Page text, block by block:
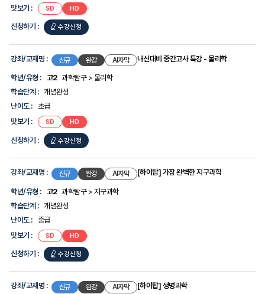
맛보기 :
내신대비
기말고사
특강
물리학
SD 내신대비
기말고사
특강
-
물리학
HD
신청하기 :
내신대비
특강
수강신청
강좌/교재명 : 신규 완강 AI자막 내신대비 중간고사 특강 - 물리학
학년/유형 : 고2 과학탐구 > 물리학
학습단계 : 개념완성
난이도 :
초급
맛보기 :
내신대비
중간고사
특강
물리학
SD 내신대비
중간고사
특강
-
물리학
HD
신청하기 :
내신대비
특강
수강신청
강좌/교재명 : 신규 완강 AI자막 [하이탑] 가장 완벽한 지구과학
학년/유형 : 고2 과학탐구 > 지구과학
학습단계 : 개념완성
난이도 :
중급
맛보기 :
[하이탑]
가장
완벽한
지구과학
SD [하이탑]
가장
완벽한
지구과학
HD
신청하기 :
[하이탑]
완벽한
수강신청
강좌/교재명 : 신규 완강 AI자막 [하이탑] 생명과학